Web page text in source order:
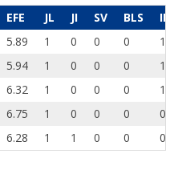
EFE JL JI SV BLS
IP
5.89 1 0 0 0
1.2
5.94 1 0 0 0
1.0
6.32 1 0 0 0
1.0
6.75 1 0 0 0
0.1
6.28 1 1 0 0 0.0